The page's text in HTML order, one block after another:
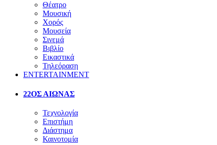
Θέατρο
Μουσική
Χορός
Μουσεία
Σινεμά
Βιβλίο
Εικαστικά
Τηλεόραση
ENTERTAINMENT
22ΟΣ ΑΙΩΝΑΣ
Τεχνολογία
Επιστήμη
Διάστημα
Καινοτομία